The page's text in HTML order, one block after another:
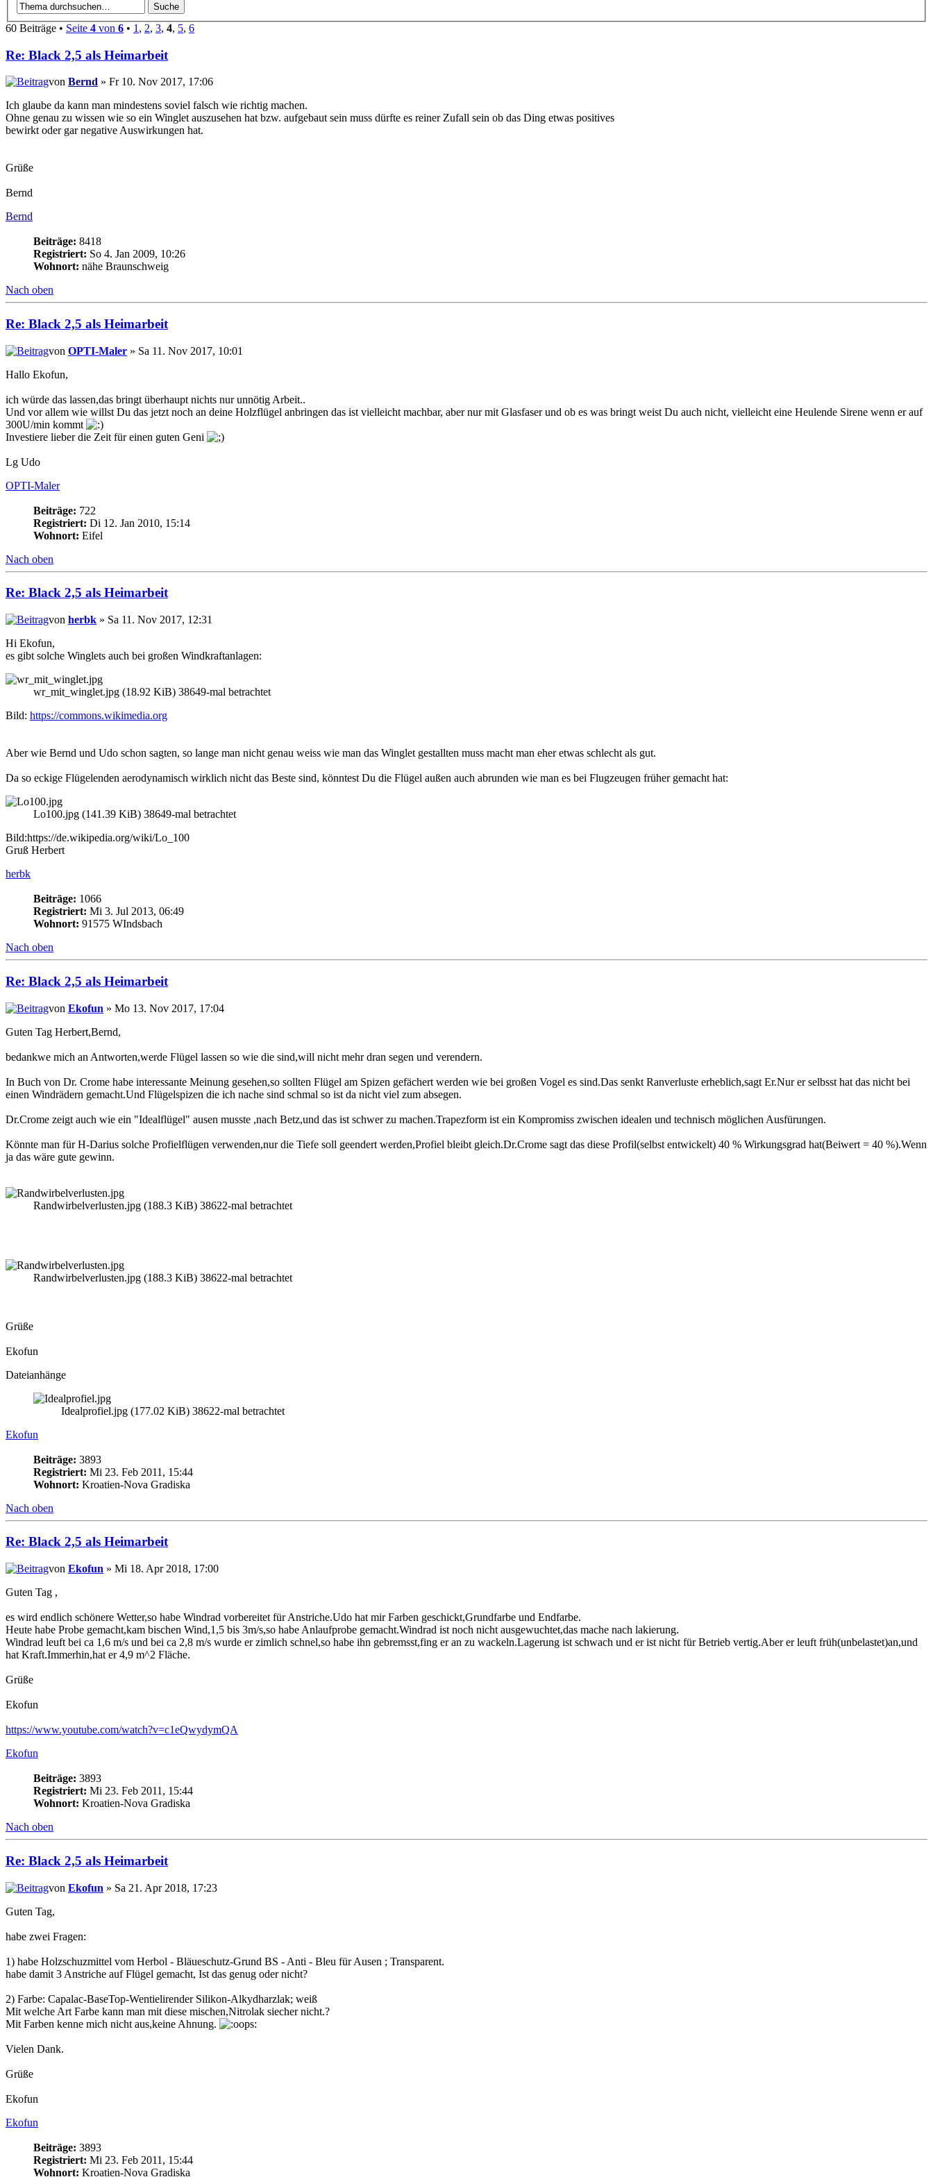
60 Beiträge • Seite 4 von 6 • 1 , 2, 3, 4, 5, 6
Re: Black 2,5 als Heimarbeit
von Bernd » Fr 10. Nov 2017, 17:06
Ich glaube da kann man mindestens soviel falsch wie richtig machen.
Ohne genau zu wissen wie so ein Winglet auszusehen hat bzw. aufgebaut sein muss dürfte es reiner Zufall sein ob das Ding etwas positives
bewirkt oder gar negative Auswirkungen hat.
Grüße
Bernd
Bernd
Beiträge: 8418
Registriert: So 4. Jan 2009, 10:26
Wohnort: nähe Braunschweig
Nach oben
Re: Black 2,5 als Heimarbeit
von OPTI-Maler » Sa 11. Nov 2017, 10:01
Hallo Ekofun,
ich würde das lassen,das bringt überhaupt nichts nur unnötig Arbeit..
Und vor allem wie willst Du das jetzt noch an deine Holzflügel anbringen das ist vielleicht machbar, aber nur mit Glasfaser und ob es was bringt weist Du auch nicht, vielleicht eine Heulende Sirene wenn er auf
300U/min kommt
Investiere lieber die Zeit für einen guten Geni
Lg Udo
OPTI-Maler
Beiträge: 722
Registriert: Di 12. Jan 2010, 15:14
Wohnort: Eifel
Nach oben
Re: Black 2,5 als Heimarbeit
von herbk » Sa 11. Nov 2017, 12:31
Hi Ekofun,
es gibt solche Winglets auch bei großen Windkraftanlagen:
wr_mit_winglet.jpg (18.92 KiB) 38649-mal betrachtet
Bild: https://commons.wikimedia.org
Aber wie Bernd und Udo schon sagten, so lange man nicht genau weiss wie man das Winglet gestallten muss macht man eher etwas schlecht als gut.
Da so eckige Flügelenden aerodynamisch wirklich nicht das Beste sind, könntest Du die Flügel außen auch abrunden wie man es bei Flugzeugen früher gemacht hat:
Lo100.jpg (141.39 KiB) 38649-mal betrachtet
Bild:https://de.wikipedia.org/wiki/Lo_100
Gruß Herbert
herbk
Beiträge: 1066
Registriert: Mi 3. Jul 2013, 06:49
Wohnort: 91575 WIndsbach
Nach oben
Re: Black 2,5 als Heimarbeit
von Ekofun » Mo 13. Nov 2017, 17:04
Guten Tag Herbert,Bernd,
bedankwe mich an Antworten,werde Flügel lassen so wie die sind,will nicht mehr dran segen und verendern.
In Buch von Dr. Crome habe interessante Meinung gesehen,so sollten Flügel am Spizen gefächert werden wie bei großen Vogel es sind.Das senkt Ranverluste erheblich,sagt Er.Nur er selbsst hat das nicht bei
einen Windrädern gemacht.Und Flügelspizen die ich nache sind schmal so ist da nicht viel zum absegen.
Dr.Crome zeigt auch wie ein "Idealflügel" ausen musste ,nach Betz,und das ist schwer zu machen.Trapezform ist ein Kompromiss zwischen idealen und technisch möglichen Ausfürungen.
Könnte man für H-Darius solche Profielflügen verwenden,nur die Tiefe soll geendert werden,Profiel bleibt gleich.Dr.Crome sagt das diese Profil(selbst entwickelt) 40 % Wirkungsgrad hat(Beiwert = 40 %).Wenn
ja das wäre gute gewinn.
Randwirbelverlusten.jpg (188.3 KiB) 38622-mal betrachtet
Randwirbelverlusten.jpg (188.3 KiB) 38622-mal betrachtet
Grüße
Ekofun
Dateianhänge
Idealprofiel.jpg (177.02 KiB) 38622-mal betrachtet
Ekofun
Beiträge: 3893
Registriert: Mi 23. Feb 2011, 15:44
Wohnort: Kroatien-Nova Gradiska
Nach oben
Re: Black 2,5 als Heimarbeit
von Ekofun » Mi 18. Apr 2018, 17:00
Guten Tag ,
es wird endlich schönere Wetter,so habe Windrad vorbereitet für Anstriche.Udo hat mir Farben geschickt,Grundfarbe und Endfarbe.
Heute habe Probe gemacht,kam bischen Wind,1,5 bis 3m/s,so habe Anlaufprobe gemacht.Windrad ist noch nicht ausgewuchtet,das mache nach lakierung.
Windrad leuft bei ca 1,6 m/s und bei ca 2,8 m/s wurde er zimlich schnel,so habe ihn gebremsst,fing er an zu wackeln.Lagerung ist schwach und er ist nicht für Betrieb vertig.Aber er leuft früh(unbelastet)an,und
hat Kraft.Immerhin,hat er 4,9 m^2 Fläche.
Grüße
Ekofun
https://www.youtube.com/watch?v=c1eQwydymQA
Ekofun
Beiträge: 3893
Registriert: Mi 23. Feb 2011, 15:44
Wohnort: Kroatien-Nova Gradiska
Nach oben
Re: Black 2,5 als Heimarbeit
von Ekofun » Sa 21. Apr 2018, 17:23
Guten Tag,
habe zwei Fragen:
1) habe Holzschuzmittel vom Herbol - Bläueschutz-Grund BS - Anti - Bleu für Ausen ; Transparent.
habe damit 3 Anstriche auf Flügel gemacht, Ist das genug oder nicht?
2) Farbe: Capalac-BaseTop-Wentielirender Silikon-Alkydharzlak; weiß
Mit welche Art Farbe kann man mit diese mischen,Nitrolak siecher nicht.?
Mit Farben kenne mich nicht aus,keine Ahnung.
Vielen Dank.
Grüße
Ekofun
Ekofun
Beiträge: 3893
Registriert: Mi 23. Feb 2011, 15:44
Wohnort: Kroatien-Nova Gradiska